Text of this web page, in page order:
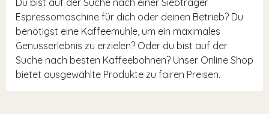
Du bist auf der Suche nach einer Siebträger
Espressomaschine für dich oder deinen Betrieb? Du
benötigst eine Kaffeemühle, um ein maximales
Genusserlebnis zu erzielen? Oder du bist auf der
Suche nach besten Kaffeebohnen? Unser Online Shop
bietet ausgewählte Produkte zu fairen Preisen.